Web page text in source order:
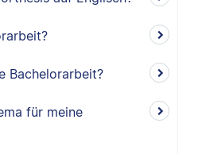
Bachelorarbeit?
für meine